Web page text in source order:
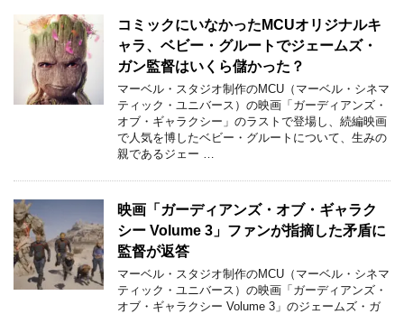
コミックにいなかったMCUオリジナルキ
ャラ、ベビー・グルートでジェームズ・
ガン監督はいくら儲かった？
マーベル・スタジオ制作のMCU（マーベル・シネマ
ティック・ユニバース）の映画「ガーディアンズ・
オブ・ギャラクシー」のラストで登場し、続編映画
で人気を博したベビー・グルートについて、生みの
親であるジェー …
映画「ガーディアンズ・オブ・ギャラク
シー Volume 3」ファンが指摘した矛盾に
監督が返答
マーベル・スタジオ制作のMCU（マーベル・シネマ
ティック・ユニバース）の映画「ガーディアンズ・
オブ・ギャラクシー Volume 3」のジェームズ・ガ